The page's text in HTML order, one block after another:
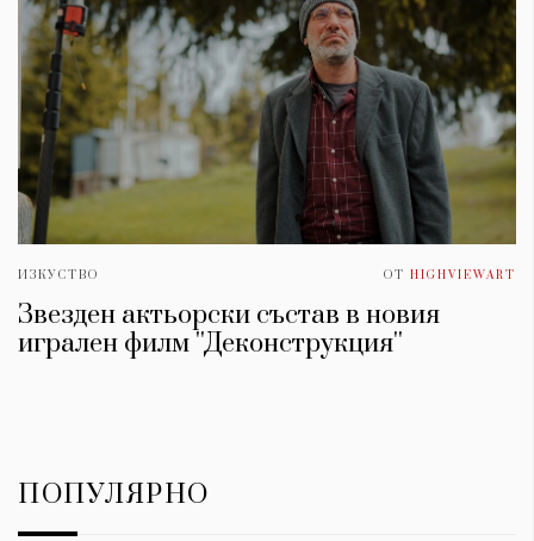
ИЗКУСТВО ОТ HIGHVIEWART
Звезден актьорски състав в новия
игрален филм ''Деконструкция''
ПОПУЛЯРНО